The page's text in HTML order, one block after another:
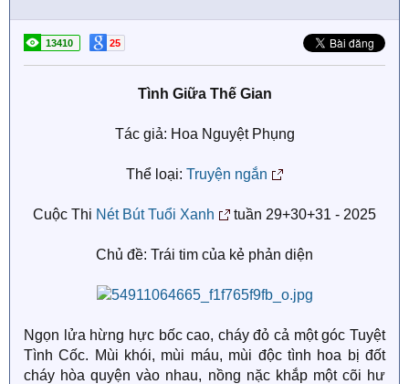
13410 25
Tình Giữa Thế Gian
Tác giả: Hoa Nguyệt Phụng
Thể loại: Truyện ngắn
Cuộc Thi Nét Bút Tuổi Xanh tuần 29+30+31 - 2025
Chủ đề: Trái tim của kẻ phản diện
Ngọn lửa hừng hực bốc cao, cháy đỏ cả một góc Tuyệt
Tình Cốc. Mùi khói, mùi máu, mùi độc tình hoa bị đốt
cháy hòa quyện vào nhau, nồng nặc khắp một cõi hư